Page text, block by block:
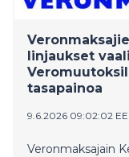
pitäisi asettaa
määrä, kirjoittavat
toimitusjohtaja
Tero Kuusi.
linjaukset
tasapainoa
9.6.2026 09:02:02
Veronmaksajain